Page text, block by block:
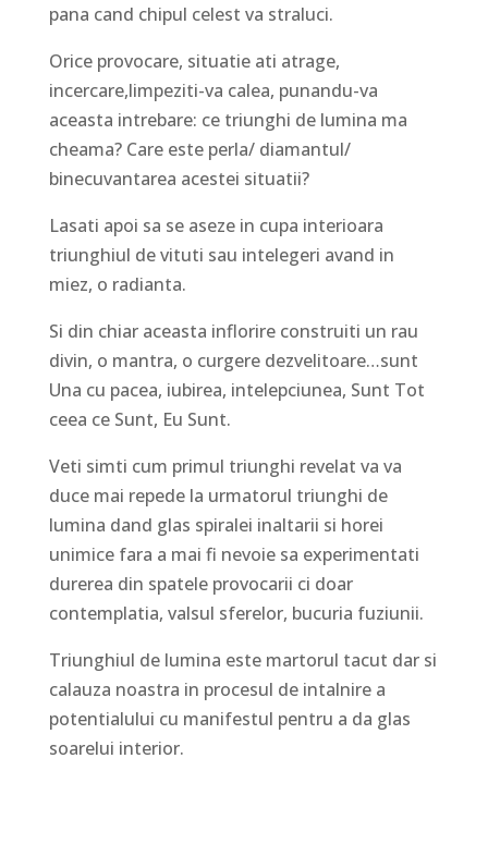
pana cand chipul celest va straluci.
Orice provocare, situatie ati atrage,
incercare,limpeziti-va calea, punandu-va
aceasta intrebare: ce triunghi de lumina ma
cheama? Care este perla/ diamantul/
binecuvantarea acestei situatii?
Lasati apoi sa se aseze in cupa interioara
triunghiul de vituti sau intelegeri avand in
miez, o radianta.
Si din chiar aceasta inflorire construiti un rau
divin, o mantra, o curgere dezvelitoare…sunt
Una cu pacea, iubirea, intelepciunea, Sunt Tot
ceea ce Sunt, Eu Sunt.
Veti simti cum primul triunghi revelat va va
duce mai repede la urmatorul triunghi de
lumina dand glas spiralei inaltarii si horei
unimice fara a mai fi nevoie sa experimentati
durerea din spatele provocarii ci doar
contemplatia, valsul sferelor, bucuria fuziunii.
Triunghiul de lumina este martorul tacut dar si
calauza noastra in procesul de intalnire a
potentialului cu manifestul pentru a da glas
soarelui interior.